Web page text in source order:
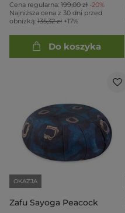
Cena regularna: 199,00 zł -20%
Najniższa cena z 30 dni przed
obniżką: 135,32 zł +17%
Do koszyka
OKAZJA
Zafu Sayoga Peacock